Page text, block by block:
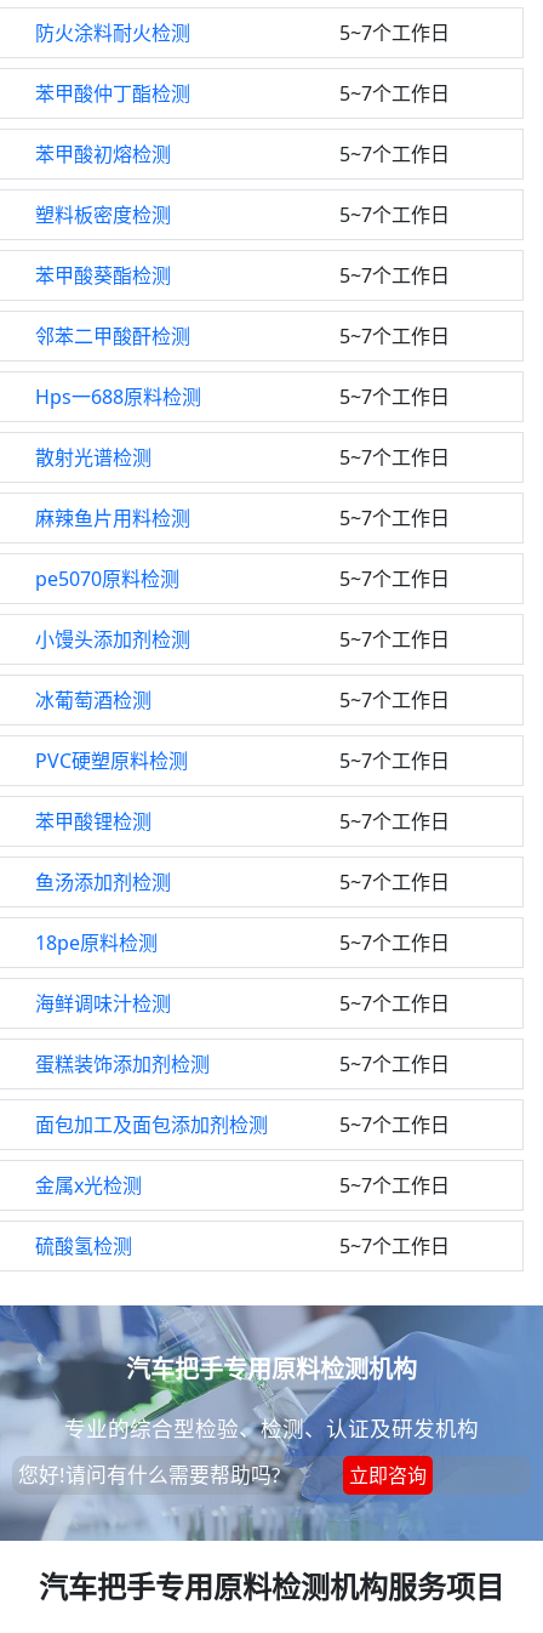
防火涂料耐火检测 5~7个工作日
苯甲酸仲丁酯检测 5~7个工作日
苯甲酸初熔检测 5~7个工作日
塑料板密度检测 5~7个工作日
苯甲酸葵酯检测 5~7个工作日
邻苯二甲酸酐检测 5~7个工作日
Hps一688原料检测 5~7个工作日
散射光谱检测 5~7个工作日
麻辣鱼片用料检测 5~7个工作日
pe5070原料检测 5~7个工作日
小馒头添加剂检测 5~7个工作日
冰葡萄酒检测 5~7个工作日
PVC硬塑原料检测 5~7个工作日
苯甲酸锂检测 5~7个工作日
鱼汤添加剂检测 5~7个工作日
18pe原料检测 5~7个工作日
海鲜调味汁检测 5~7个工作日
蛋糕装饰添加剂检测 5~7个工作日
面包加工及面包添加剂检测 5~7个工作日
金属x光检测 5~7个工作日
硫酸氢检测 5~7个工作日
汽车把手专用原料检测机构
专业的综合型检验、检测、认证及研发机构
您好!请问有什么需要帮助吗? 立即咨询
汽车把手专用原料检测机构服务项目